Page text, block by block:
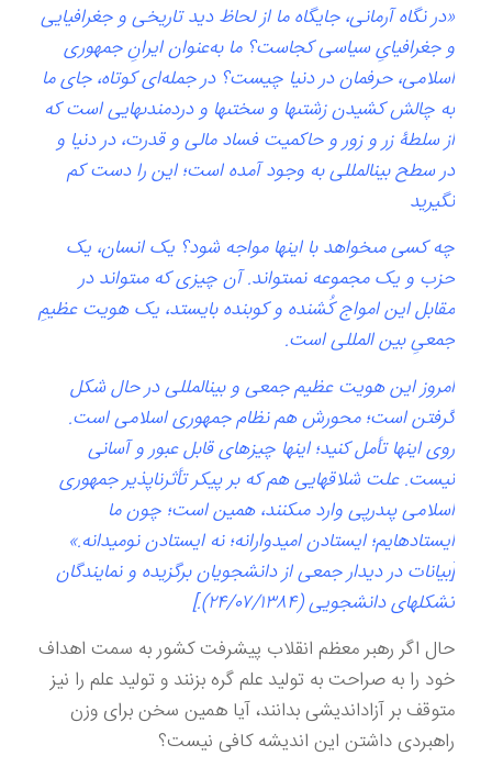
«در نگاه آرمانى، جايگاه ما از لحاظ ديد تاريخى و جغرافيايى
و جغرافياىِ سياسى كجاست؟ ما به‌عنوان ايرانِ جمهورى
اسلامى، حرفمان در دنيا چيست؟ در جمله‌ای كوتاه، جاى ما
به چالش كشيدن زشتى‏ها و سختى‏ها و دردمندى‏هايى است كه
از سلطۀ زر و زور و حاكميت فساد مالى و قدرت، در دنيا و
در سطح بين‏المللى به وجود آمده است؛ اين را دست كم
نگيريد
چه کسی مى‏خواهد با اين‏ها مواجه شود؟ يک انسان، يک
حزب و يک مجموعه نمى‏تواند. آن چيزى كه مى‏تواند در
مقابل اين امواج كُشنده و كوبنده بايستد، يک هويت عظيمِ
جمعىِ بين‏ المللى است.
امروز اين هويت عظيم جمعى و بين‏المللى در حال شكل
گرفتن است؛ محورش هم نظام جمهورى اسلامى است.
روى اين‏ها تأمل كنيد؛ اين‏ها چيزهاى قابل عبور و آسانی
نيست. علت شلاق‏هايى هم كه بر پيكر تأثرناپذير جمهورى
اسلامى پى‏درپى وارد مى‏كنند، همين است؛ چون ما
ايستاده‏ايم؛ ايستادن اميدوارانه؛ نه ايستادن نوميدانه.»
[بيانات در ديدار جمعى از دانشجويان برگزيده و نمايندگان
تشكل‏هاى دانشجويى (۲۴/۰۷/۱۳۸۴).]
حال اگر رهبر معظم انقلاب پیشرفت کشور به سمت اهداف
خود را به صراحت به تولید علم گره بزنند و تولید علم را نیز
متوقف بر آزاداندیشی بدانند، آیا همین سخن برای وزن
راهبردی داشتن این اندیشه کافی نیست؟